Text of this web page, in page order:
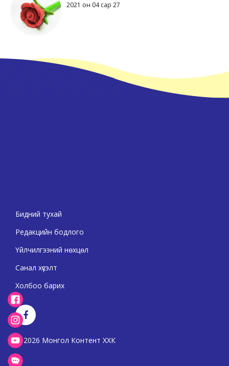
2021 он 04 сар 27
Бидний тухай
Редакцийн бодлого
Үйлчилгээний нөхцөл
Санал хүсэлт
Холбоо барих
2026 Монгол Контент ХХК